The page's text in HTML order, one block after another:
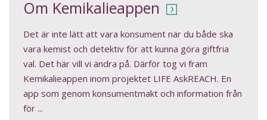
Om Kemikalieappen
Det är inte lätt att vara konsument när du både ska
vara kemist och detektiv för att kunna göra giftfria
val. Det här vill vi ändra på. Därför tog vi fram
Kemikalieappen inom projektet LIFE AskREACH. En
app som genom konsumentmakt och information från
för ...